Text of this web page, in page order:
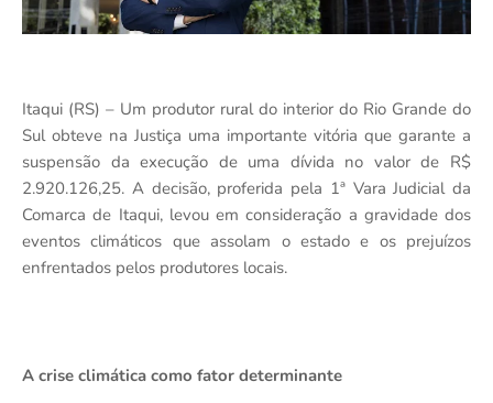
Itaqui (RS) – Um produtor rural do interior do Rio Grande do
Sul obteve na Justiça uma importante vitória que garante a
suspensão da execução de uma dívida no valor de R$
2.920.126,25. A decisão, proferida pela 1ª Vara Judicial da
Comarca de Itaqui, levou em consideração a gravidade dos
eventos climáticos que assolam o estado e os prejuízos
enfrentados pelos produtores locais.
A crise climática como fator determinante